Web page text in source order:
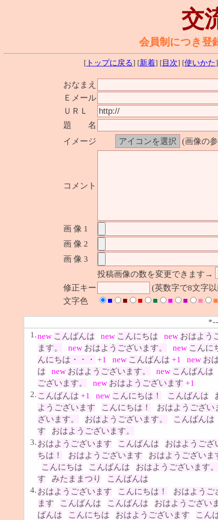
交
会員制につき登
[ トップに戻る] [新着] [目次] [使いかた
おなまえ
Ｅメール
ＵＲＬ
題 名
イメージ
(画像の
コメント
画 像 1
画 像 2
画 像 3
投稿画像の数を変更できます→
修正キー
(英数字で8文字
文字色
■ ■ ■ ■ ■ ■ ■ ■
1.new こんばんは new こんにちは new おはよう
ます。
new おはようございます。 new こんに
んにちは・・・ +1 new こんばんは +1 new お
は
new おはようございます。 new こんばんは
ございます。
new おはようございます +1
2. こんばんは +1 new こんにちは！ こんばんは
ようございます
こんにちは！
おはようござい
ざいます。
おはようございます。
こんばんは
す
おはようございます。
3. おはようございます こんばんは
おはようござ
ちは！
おはようございます
おはようございま
こんにちは
こんばんは
おはようございます。
す
みたままつり
こんばんは
4. おはようございます こんにちは！
おはようご
ます
こんばんは こんばんは
おはようござい
ばんは
こんにちは おはようございます
こん